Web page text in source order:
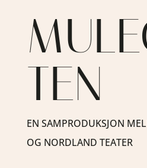
TEN
EN SAMPRODUKSJON
OG NORDLAND TEATER